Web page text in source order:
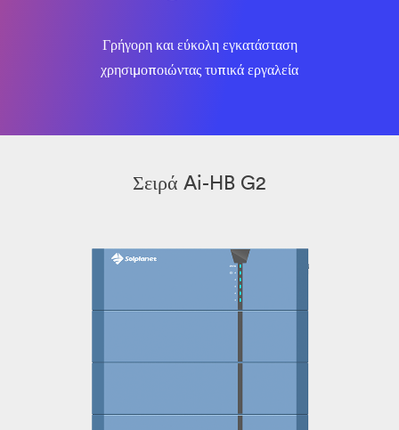
Γρήγορη και εύκολη εγκατάσταση
χρησιμοποιώντας τυπικά εργαλεία
Σειρά Ai-HB G2